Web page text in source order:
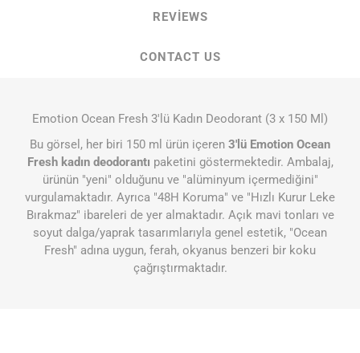
REVIEWS
CONTACT US
Emotion Ocean Fresh 3'lü Kadın Deodorant (3 x 150 Ml)
Bu görsel, her biri 150 ml ürün içeren 3'lü Emotion Ocean
Fresh kadın deodorantı paketini göstermektedir. Ambalaj,
ürünün "yeni" olduğunu ve "alüminyum içermediğini"
vurgulamaktadır. Ayrıca "48H Koruma" ve "Hızlı Kurur Leke
Bırakmaz" ibareleri de yer almaktadır. Açık mavi tonları ve
soyut dalga/yaprak tasarımlarıyla genel estetik, "Ocean
Fresh" adına uygun, ferah, okyanus benzeri bir koku
çağrıştırmaktadır.